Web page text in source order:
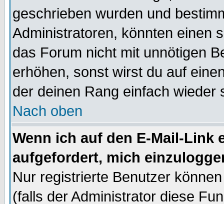
geschrieben wurden und
Administratoren, könnten einen
das Forum nicht mit unnötigen
erhöhen, sonst wirst du auf
der deinen Rang einfach wieder
Nach oben
Wenn ich auf den E-Mail-Link
aufgefordert, mich
Nur registrierte Benutzer
(falls der Administrator diese